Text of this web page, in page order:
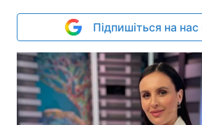
Підпишіться на